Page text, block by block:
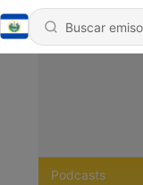
Podcasts